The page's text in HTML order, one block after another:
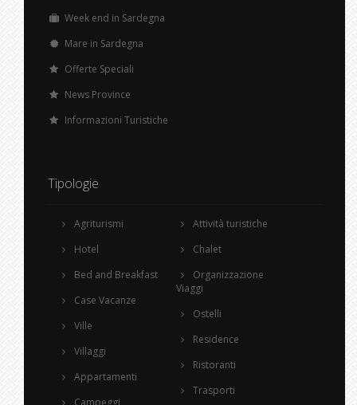
Week end in Sardegna
Mare in Sardegna
Offerte Speciali
News Province
Informazioni Turistiche
Tipologie
Agriturismi
Hotel
Bed and Breakfast
Case Vacanze
Ville
Villaggi
Appartamenti
Campeggi
Attività turistiche
Chalet
Organizzazione
Viaggi
Ostelli
Residence
Ristoranti
Trasporti